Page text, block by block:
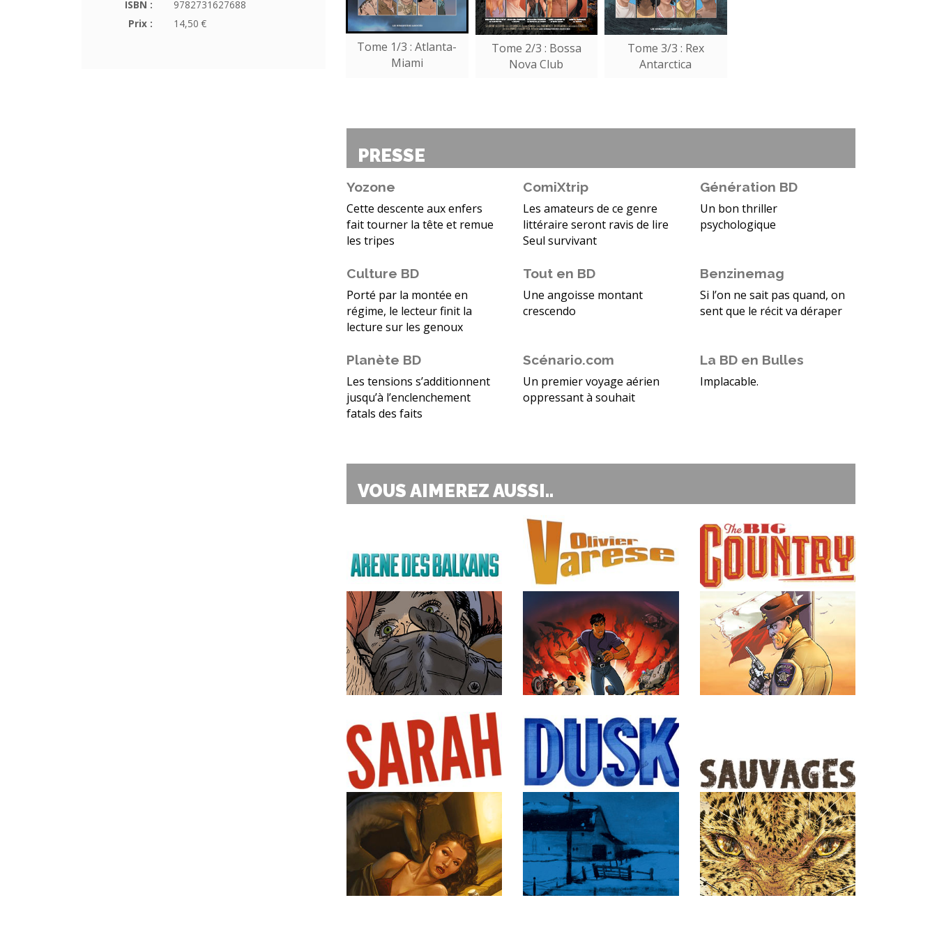
ISBN :
9782731627688
Prix :
14,50 €
Tome 1/3 : Atlanta-
Miami
Tome 2/3 : Bossa
Nova Club
Tome 3/3 : Rex
Antarctica
PRESSE
Yozone
Cette descente aux enfers
fait tourner la tête et remue
les tripes
ComiXtrip
Les amateurs de ce genre
littéraire seront ravis de lire
Seul survivant
Génération BD
Un bon thriller
psychologique
Culture BD
Porté par la montée en
régime, le lecteur finit la
lecture sur les genoux
Tout en BD
Une angoisse montant
crescendo
Benzinemag
Si l’on ne sait pas quand, on
sent que le récit va déraper
Planète BD
Les tensions s’additionnent
jusqu’à l’enclenchement
fatals des faits
Scénario.com
Un premier voyage aérien
oppressant à souhait
La BD en Bulles
Implacable.
VOUS AIMEREZ AUSSI..